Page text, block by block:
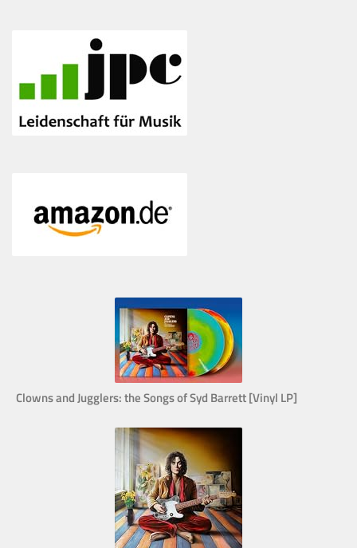
Clowns and Jugglers: the Songs of Syd Barrett [Vinyl LP]